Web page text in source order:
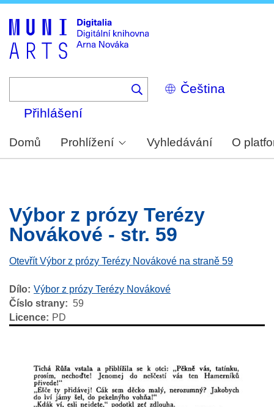
Select
your
Přihlášení
Domů Prohlížení Vyhledávání O
Výbor z prózy Terézy
Novákové - str. 59
Otevřít Výbor z prózy Terézy Novákové na straně 59
Dílo Výbor z prózy Terézy Novákové
Číslo strany
59
Licence
PD